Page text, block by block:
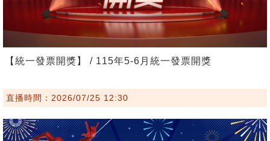
【統一發票開獎】 / 115年5-6月統一發票開獎
直播時間：2026/07/25 12:30